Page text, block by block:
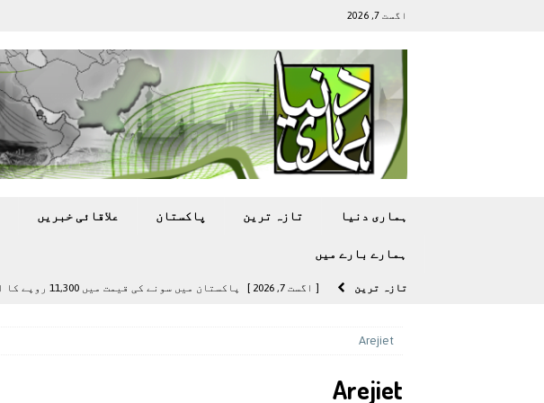
اگست 7, 2026
ہماری دنیا تازہ ترين پاکستان علاقائی خبريں
ہمارے بارے ميں
تازہ ترين [ اگست 7, 2026 ] پاکستان میں سونے کی قیمت میں 11,300 روپے کا اضافہ
Arejiet
Arejiet